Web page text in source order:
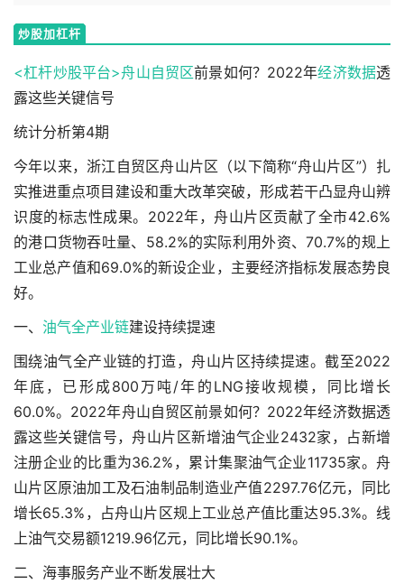
炒股加杠杆
<杠杆炒股平台>舟山自贸区前景如何？2022年经济数据透
露这些关键信号
统计分析第4期
今年以来，浙江自贸区舟山片区（以下简称“舟山片区”）扎
实推进重点项目建设和重大改革突破，形成若干凸显舟山辨
识度的标志性成果。2022年，舟山片区贡献了全市42.6%
的港口货物吞吐量、58.2%的实际利用外资、70.7%的规上
工业总产值和69.0%的新设企业，主要经济指标发展态势良
好。
一、 油气全产业链建设持续提速
围绕油气全产业链的打造，舟山片区持续提速。截至2022
年底，已形成800万吨/年的LNG接收规模，同比增长
60.0%。2022年舟山自贸区前景如何？2022年经济数据透
露这些关键信号，舟山片区新增油气企业2432家，占新增
注册企业的比重为36.2%，累计集聚油气企业11735家。舟
山片区原油加工及石油制品制造业产值2297.76亿元，同比
增长65.3%，占舟山片区规上工业总产值比重达95.3%。线
上油气交易额1219.96亿元，同比增长90.1%。
二、海事服务产业不断发展壮大